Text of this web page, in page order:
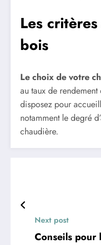
Les
bois
Le choix de votre
au taux de
disposez pour
notamment le degré
chaudière.
Next post
Conseils pour